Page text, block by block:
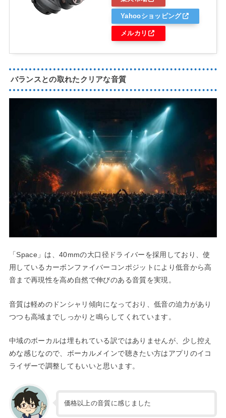
Yahooショッピング
メルカリ
バランスとの取れたクリアな音質
「Space」は、40mmの大口径ドライバーを採用しており、使
用しているカーボンファイバーコンポジットにより低音から高
音まで再現性を高め自然で伸びのある音質を実現。
音質は軽めのドンシャリ傾向になっており、低音の迫力があり
つつも高域までしっかりと鳴らしてくれています。
中域のボーカルは埋もれている訳ではありませんが、少し控え
めな感じなので、ボーカルメインで聴きたい方はアプリのイコ
ライザーで調整してもいいと思います。
価格以上の音質に感じました